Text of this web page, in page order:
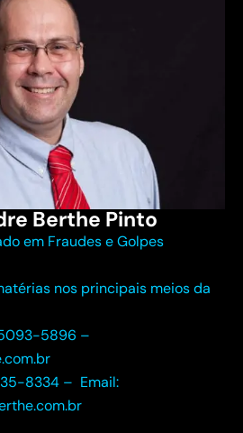
Berthe Pinto
em Fraudes e Golpes
nos principais meios da
5896 –
8334 – Email: